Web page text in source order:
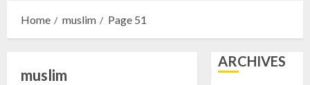
Home muslim Page 51
muslim
ARCHIVES